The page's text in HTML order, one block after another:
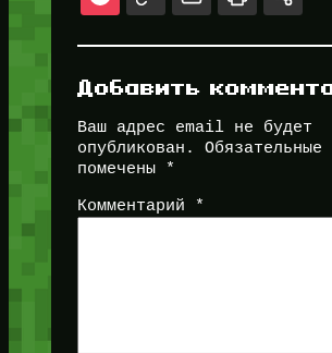
Добавить
Ваш адрес email не будет
опубликован.
Обязательные
помечены
*
Комментарий *